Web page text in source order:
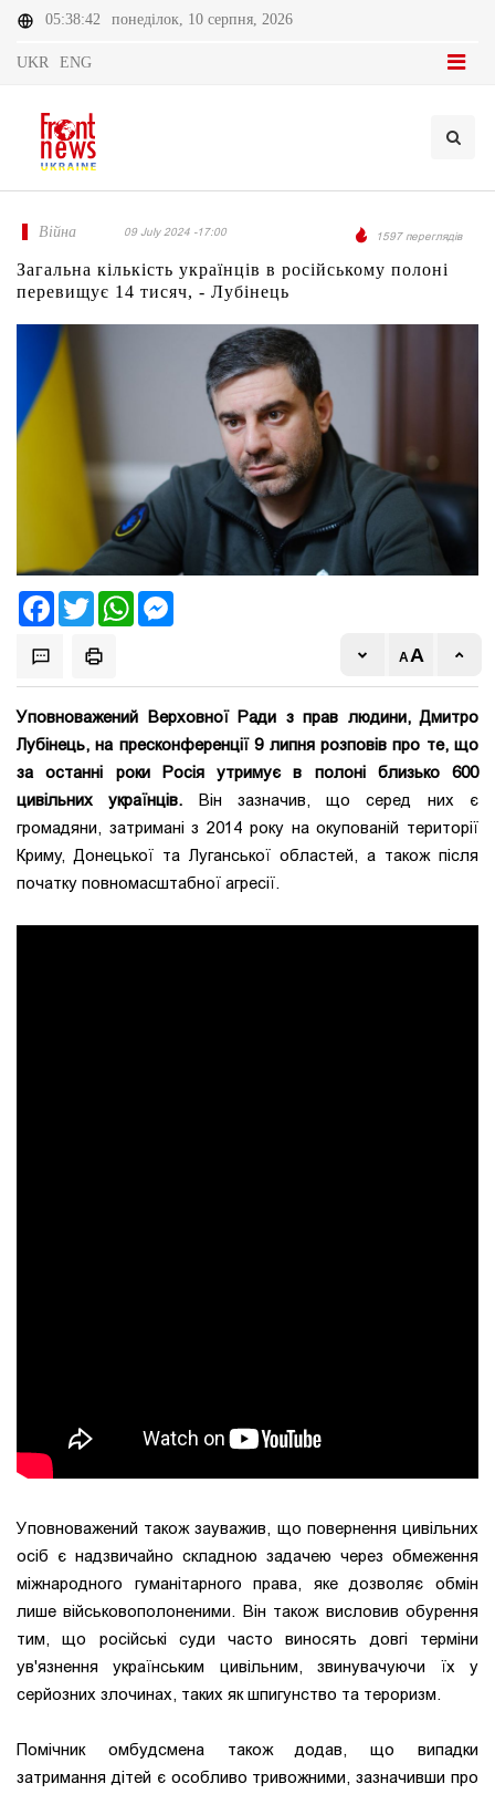
05:38:42 понеділок, 10 серпня, 2026
UKR ENG
Війна 09 July 2024 -17:00 1597 переглядів
Загальна кількість українців в російському полоні
перевищує 14 тисяч, - Лубінець
FacebookTwitter WhatsApp
Уповноважений Верховної Ради з прав людини, Дмитро
Лубінець, на пресконференції 9 липня розповів про те, що
за останні роки Росія утримує в полоні близько 600
цивільних українців. Він зазначив, що серед них є
громадяни, затримані з 2014 року на окупованій території
Криму, Донецької та Луганської областей, а також після
початку повномасштабної агресії.
Уповноважений також зауважив, що повернення цивільних
осіб є надзвичайно складною задачею через обмеження
міжнародного гуманітарного права, яке дозволяє обмін
лише військовополоненими. Він також висловив обурення
тим, що російські суди часто виносять довгі терміни
ув'язнення українським цивільним, звинувачуючи їх у
серйозних злочинах, таких як шпигунство та тероризм.
Помічник омбудсмена також додав, що випадки
затримання дітей є особливо тривожними, зазначивши про